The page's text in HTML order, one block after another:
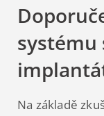
systému
Na základě